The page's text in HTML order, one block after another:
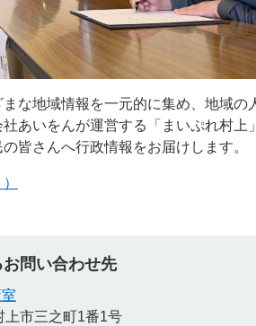
な地域情報を一元的に集め、地域の
あいをんが運営する「まいぷれ村
皆さんへ行政情報をお届けします。
問い合わせ先
上市三之町1番1号